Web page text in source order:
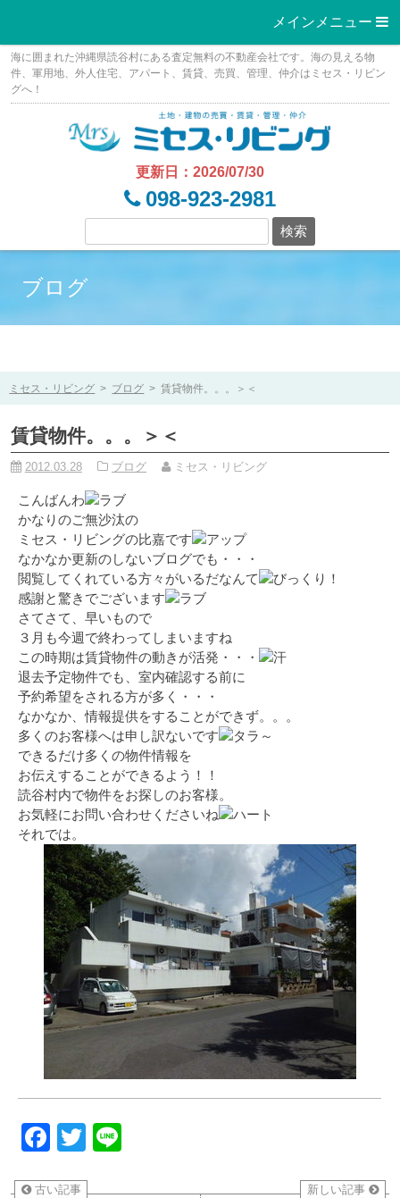
メインメニュー 
Skip
content
海に囲まれた沖縄県読谷村にある査定無料の不動産会社です。海の見える物
件、軍用地、外人住宅、アパート、賃貸、売買、管理、仲介はミセス・リビン
グへ！
更新日：2026/07/30
098-923-2981
ブログ
ミセス・リビング > ブログ > 賃貸物件。。。＞＜
賃貸物件。。。＞＜
2012.03.28 ブログ ミセス・リビング
こんばんわ
かなりのご無沙汰の
ミセス・リビングの比嘉です
なかなか更新のしないブログでも・・・
閲覧してくれている方々がいるだなんて
感謝と驚きでございます
さてさて、早いもので
３月も今週で終わってしまいますね
この時期は賃貸物件の動きが活発・・・
退去予定物件でも、室内確認する前に
予約希望をされる方が多く・・・
なかなか、情報提供をすることができず。。。
多くのお客様へは申し訳ないです
できるだけ多くの物件情報を
お伝えすることができるよう！！
読谷村内で物件をお探しのお客様。
お気軽にお問い合わせくださいね
それでは。
Facebook
Twitter
古い記事
新しい記事